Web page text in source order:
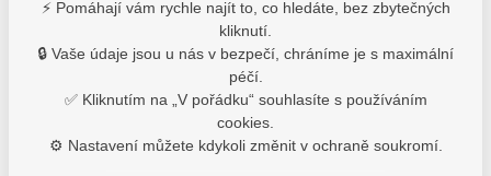
Velikostní tabulka: Tomas Bodero
⚡ Pomáhají vám rychle najít to, co hledáte, bez zbytečných
kliknutí.
🔒 Vaše údaje jsou u nás v bezpečí, chráníme je s maximální
péčí.
✅ Kliknutím na „V pořádku“ souhlasíte s používáním
cookies.
⚙️ Nastavení můžete kdykoli změnit v ochraně soukromí.